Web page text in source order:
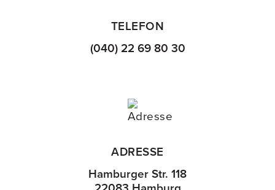
TELEFON
(040) 22 69 80 30
ADRESSE
Hamburger Str. 118